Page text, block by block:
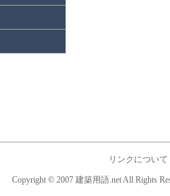
リンクについて
Copyright © 2007 建築用語.net All Rights